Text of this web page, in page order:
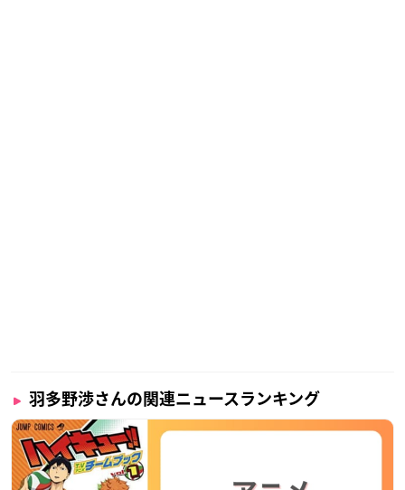
羽多野渉さんの関連ニュースランキング